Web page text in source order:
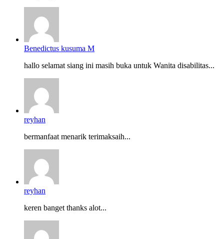
Benedictus kusuma M
hallo selamat siang ini masih buka untuk Wanita disabilitas...
reyhan
bermanfaat menarik terimaksaih...
reyhan
keren banget thanks alot...